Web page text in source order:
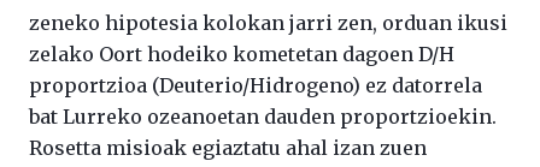
zeneko hipotesia kolokan jarri zen, orduan ikusi
zelako Oort hodeiko kometetan dagoen D/H
proportzioa (Deuterio/Hidrogeno) ez datorrela
bat Lurreko ozeanoetan dauden proportzioekin.
Rosetta misioak egiaztatu ahal izan zuen